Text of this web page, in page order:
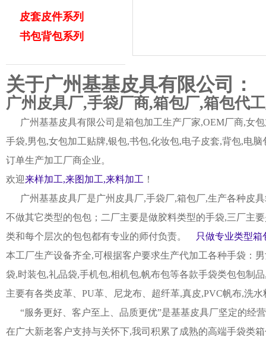
皮套皮件系列
书包背包系列
关于广州基基皮具有限公司：
广州皮具厂,手袋厂商,箱包厂,箱包代
广州基基皮具有限公司是箱包加工生产厂家,OEM厂商,女
手袋,男包,女包加工贴牌,银包,书包,化妆包,电子皮套,背包,电
订单生产加工厂商企业。
欢迎来样加工,来图加工,来料加工 ！
广州基基皮具厂是广州皮具厂,手袋厂,箱包厂,生产各种皮
不做其它类型的包包；二厂主要是做胶料类型的手袋,三厂主
类和每个层次的包包都有专业的师付负责。
只做专业类型箱
本工厂生产设备齐全,可根据客户要求生产代加工各种手袋：
袋,时装包,礼品袋,手机包,相机包,帆布包等各款手袋类包包制
主要有各类皮革、PU革、尼龙布、超纤革,真皮,PVC帆布,洗
“服务更好、客户至上、品质更优”是基基皮具厂坚定的经
在广大新老客户支持与关怀下,我司积累了成熟的高端手袋类